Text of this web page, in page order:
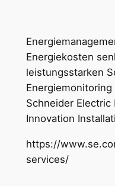
Energiekosten
leistungsstarken
Schneider
Innovation
https://
services/